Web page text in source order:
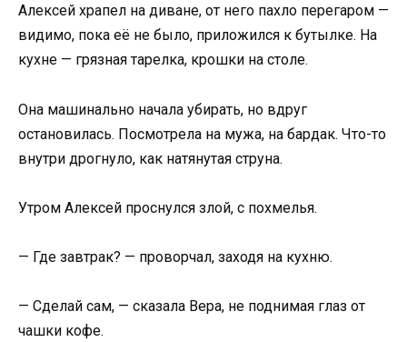
Алексей храпел на диване, от него пахло перегаром —
видимо, пока её не было, приложился к бутылке. На
кухне — грязная тарелка, крошки на столе.
Она машинально начала убирать, но вдруг
остановилась. Посмотрела на мужа, на бардак. Что-то
внутри дрогнуло, как натянутая струна.
Утром Алексей проснулся злой, с похмелья.
— Где завтрак? — проворчал, заходя на кухню.
— Сделай сам, — сказала Вера, не поднимая глаз от
чашки кофе.